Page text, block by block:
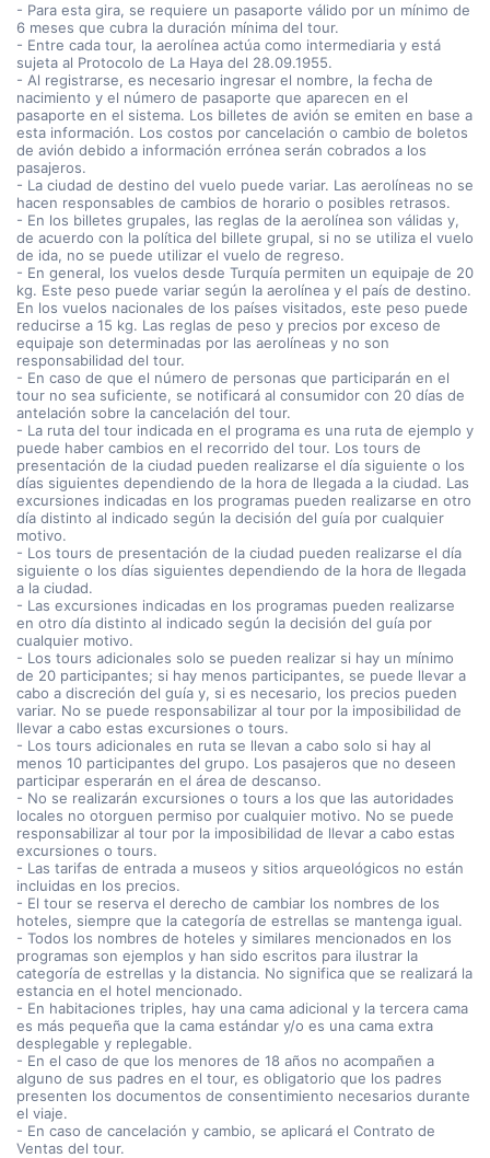
- Para esta gira, se requiere un pasaporte válido por un mínimo de
6 meses que cubra la duración mínima del tour.
- Entre cada tour, la aerolínea actúa como intermediaria y está
sujeta al Protocolo de La Haya del 28.09.1955.
- Al registrarse, es necesario ingresar el nombre, la fecha de
nacimiento y el número de pasaporte que aparecen en el
pasaporte en el sistema. Los billetes de avión se emiten en base a
esta información. Los costos por cancelación o cambio de boletos
de avión debido a información errónea serán cobrados a los
pasajeros.
- La ciudad de destino del vuelo puede variar. Las aerolíneas no se
hacen responsables de cambios de horario o posibles retrasos.
- En los billetes grupales, las reglas de la aerolínea son válidas y,
de acuerdo con la política del billete grupal, si no se utiliza el vuelo
de ida, no se puede utilizar el vuelo de regreso.
- En general, los vuelos desde Turquía permiten un equipaje de 20
kg. Este peso puede variar según la aerolínea y el país de destino.
En los vuelos nacionales de los países visitados, este peso puede
reducirse a 15 kg. Las reglas de peso y precios por exceso de
equipaje son determinadas por las aerolíneas y no son
responsabilidad del tour.
- En caso de que el número de personas que participarán en el
tour no sea suficiente, se notificará al consumidor con 20 días de
antelación sobre la cancelación del tour.
- La ruta del tour indicada en el programa es una ruta de ejemplo y
puede haber cambios en el recorrido del tour. Los tours de
presentación de la ciudad pueden realizarse el día siguiente o los
días siguientes dependiendo de la hora de llegada a la ciudad. Las
excursiones indicadas en los programas pueden realizarse en otro
día distinto al indicado según la decisión del guía por cualquier
motivo.
- Los tours de presentación de la ciudad pueden realizarse el día
siguiente o los días siguientes dependiendo de la hora de llegada
a la ciudad.
- Las excursiones indicadas en los programas pueden realizarse
en otro día distinto al indicado según la decisión del guía por
cualquier motivo.
- Los tours adicionales solo se pueden realizar si hay un mínimo
de 20 participantes; si hay menos participantes, se puede llevar a
cabo a discreción del guía y, si es necesario, los precios pueden
variar. No se puede responsabilizar al tour por la imposibilidad de
llevar a cabo estas excursiones o tours.
- Los tours adicionales en ruta se llevan a cabo solo si hay al
menos 10 participantes del grupo. Los pasajeros que no deseen
participar esperarán en el área de descanso.
- No se realizarán excursiones o tours a los que las autoridades
locales no otorguen permiso por cualquier motivo. No se puede
responsabilizar al tour por la imposibilidad de llevar a cabo estas
excursiones o tours.
- Las tarifas de entrada a museos y sitios arqueológicos no están
incluidas en los precios.
- El tour se reserva el derecho de cambiar los nombres de los
hoteles, siempre que la categoría de estrellas se mantenga igual.
- Todos los nombres de hoteles y similares mencionados en los
programas son ejemplos y han sido escritos para ilustrar la
categoría de estrellas y la distancia. No significa que se realizará la
estancia en el hotel mencionado.
- En habitaciones triples, hay una cama adicional y la tercera cama
es más pequeña que la cama estándar y/o es una cama extra
desplegable y replegable.
- En el caso de que los menores de 18 años no acompañen a
alguno de sus padres en el tour, es obligatorio que los padres
presenten los documentos de consentimiento necesarios durante
el viaje.
- En caso de cancelación y cambio, se aplicará el Contrato de
Ventas del tour.